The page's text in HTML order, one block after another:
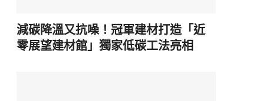
減碳降溫又抗噪！冠軍建材打造「近
零展望建材館」獨家低碳工法亮相